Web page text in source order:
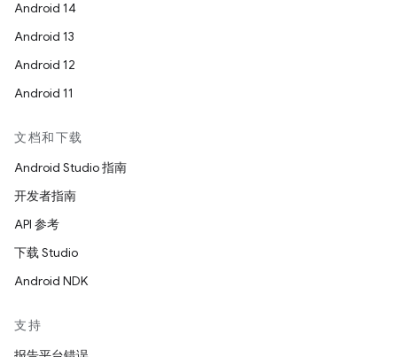
Android 14
Android 13
Android 12
Android 11
文档和下载
Android Studio 指南
开发者指南
API 参考
下载 Studio
Android NDK
支持